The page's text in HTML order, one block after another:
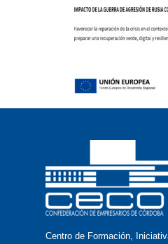
Centro de Formación,